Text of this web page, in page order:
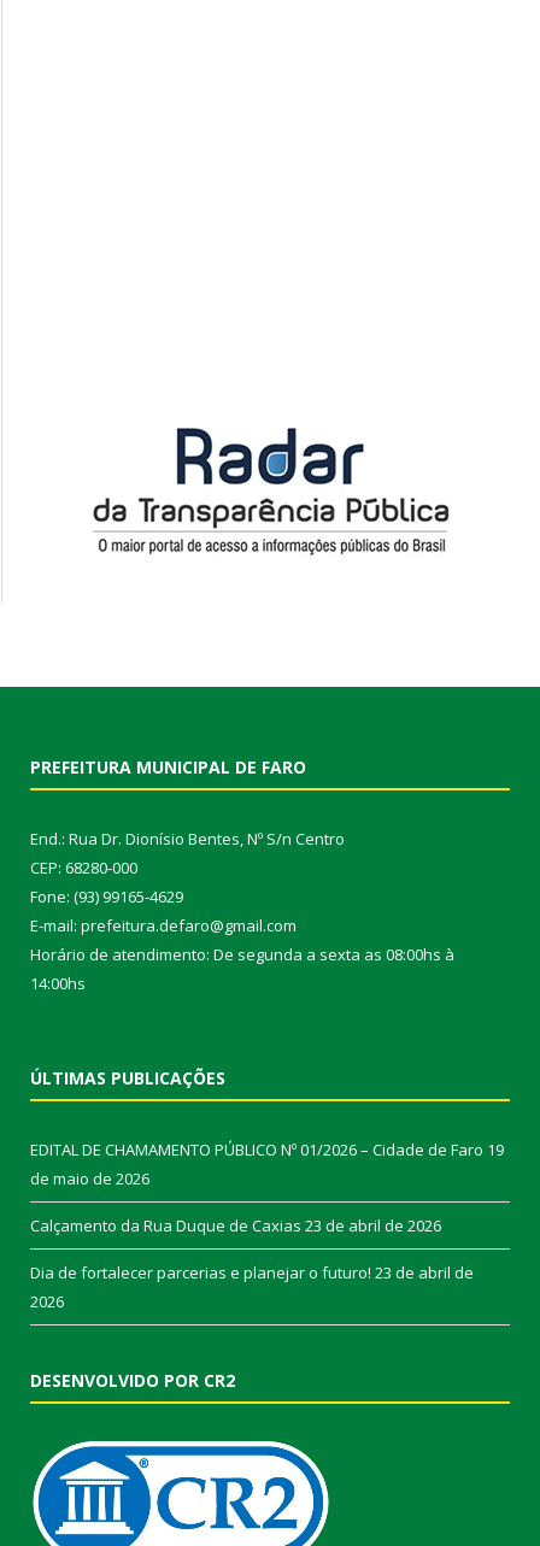
PREFEITURA MUNICIPAL DE FARO
End.: Rua Dr. Dionísio Bentes, Nº S/n Centro
CEP: 68280-000
Fone: (93) 99165-4629
E-mail: prefeitura.defaro@gmail.com
Horário de atendimento: De segunda a sexta as 08:00hs à
14:00hs
ÚLTIMAS PUBLICAÇÕES
EDITAL DE CHAMAMENTO PÚBLICO Nº 01/2026 – Cidade de Faro 19
de maio de 2026
Calçamento da Rua Duque de Caxias 23 de abril de 2026
Dia de fortalecer parcerias e planejar o futuro! 23 de abril de
2026
DESENVOLVIDO POR CR2